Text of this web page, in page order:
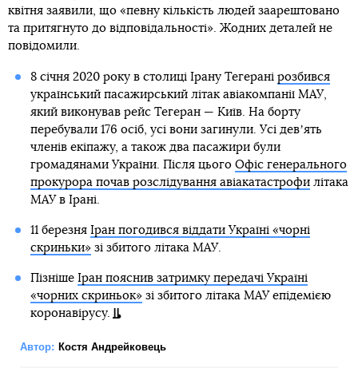
квітня заявили, що «певну кількість людей заарештовано
та притягнуто до відповідальності». Жодних деталей не
повідомили.
8 січня 2020 року в столиці Ірану Тегерані розбився
український пасажирський літак авіакомпанії МАУ,
який виконував рейс Тегеран — Київ. На борту
перебували 176 осіб, усі вони загинули. Усі девʼять
членів екіпажу, а також два пасажири були
громадянами України. Після цього Офіс генерального
прокурора почав розслідування авіакатастрофилітака
МАУ в Ірані.
11 березня Іран погодився віддати Україні «чорні
скриньки»зі збитого літака МАУ.
Пізніше Іран пояснив затримку передачі Україні
«чорних скриньок»зі збитого літака МАУ епідемією
коронавірусу.
Автор: Костя Андрейковець